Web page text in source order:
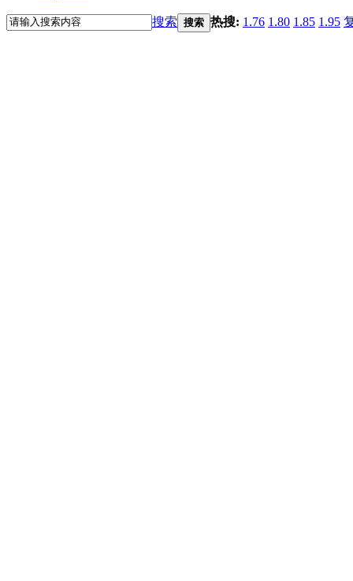
搜索 搜索 热搜: 1.76 1.80 1.85 1.95